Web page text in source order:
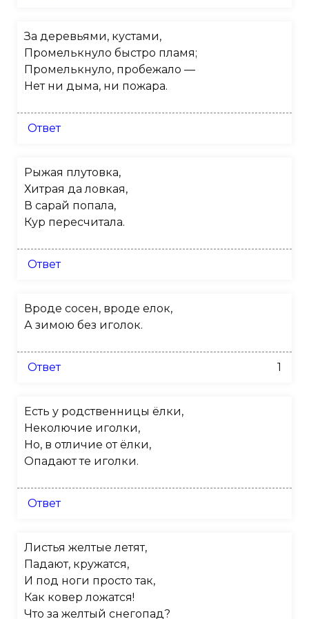
За деревьями, кустами,
Промелькнуло быстро пламя;
Промелькнуло, пробежало —
Нет ни дыма, ни пожара.
Ответ
Рыжая плутовка,
Хитрая да ловкая,
В сарай попала,
Кур пересчитала.
Ответ
Вроде сосен, вроде елок,
А зимою без иголок.
Ответ 1
Есть у родственницы ёлки,
Неколючие иголки,
Но, в отличие от ёлки,
Опадают те иголки.
Ответ
Листья желтые летят,
Падают, кружатся,
И под ноги просто так,
Как ковер ложатся!
Что за желтый снегопад?